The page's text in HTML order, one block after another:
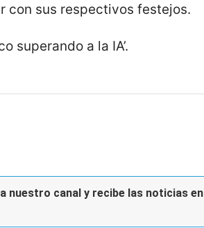
con sus respectivos festejos.
superando a la IA’.
nuestro canal y recibe las noticias en